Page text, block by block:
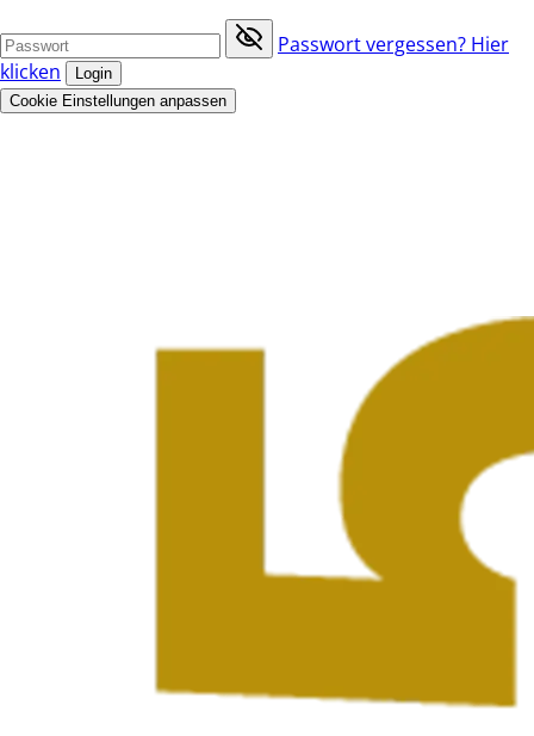
Passwort vergessen? Hier
klicken
Login
Cookie Einstellungen anpassen